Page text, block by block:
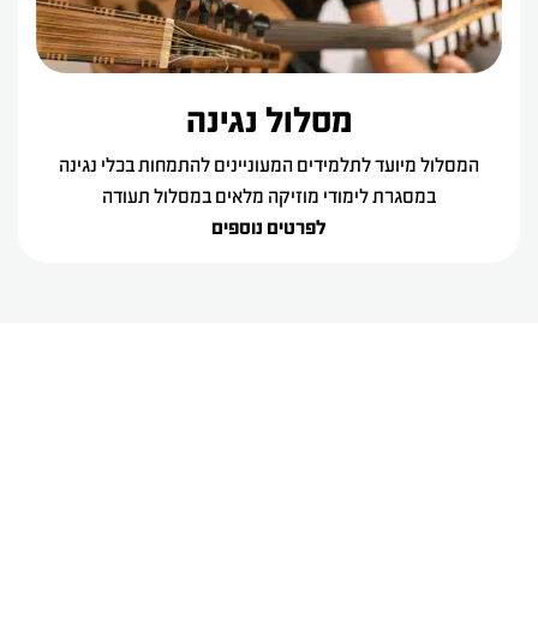
מסלול נגינה
המסלול מיועד לתלמידים המעוניינים להתמחות בכלי נגינה
במסגרת לימודי מוזיקה מלאים במסלול תעודה
לפרטים נוספים